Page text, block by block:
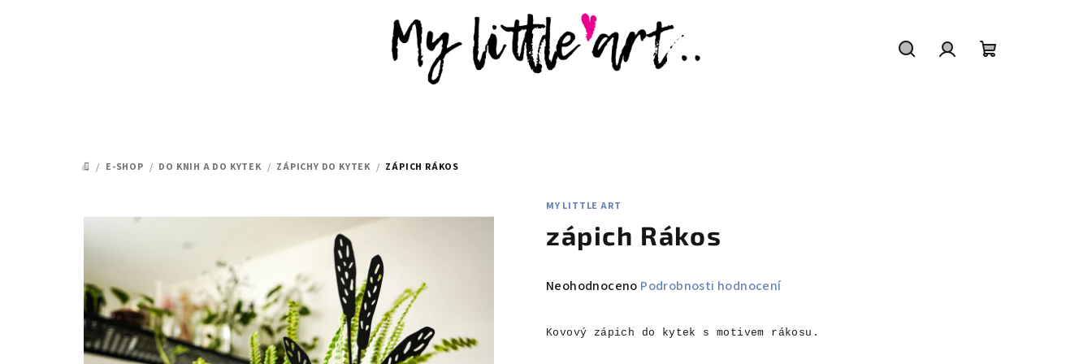
DOMŮ
/ E-SHOP / DO KNIH A DO KYTEK / ZÁPICHY DO KYTEK / ZÁPICH RÁKOS
MY LITTLE ART
zápich Rákos
Průměrné
produktu
Neohodnoceno Podrobnosti hodnocení
Kovový zápich do kytek s motivem rákosu.